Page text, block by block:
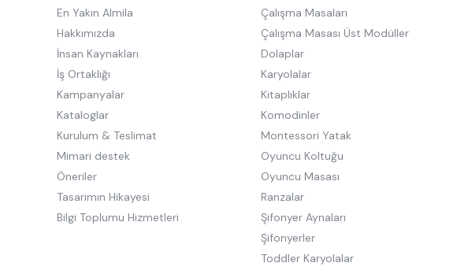
En Yakın Almila
Hakkımızda
İnsan Kaynakları
İş Ortaklığı
Kampanyalar
Kataloglar
Kurulum & Teslimat
Mimari destek
Öneriler
Tasarımın Hikayesi
Bilgi Toplumu Hizmetleri
Çalışma Masaları
Çalışma Masası Üst Modüller
Dolaplar
Karyolalar
Kitaplıklar
Komodinler
Montessori Yatak
Oyuncu Koltuğu
Oyuncu Masası
Ranzalar
Şifonyer Aynaları
Şifonyerler
Toddler Karyolalar